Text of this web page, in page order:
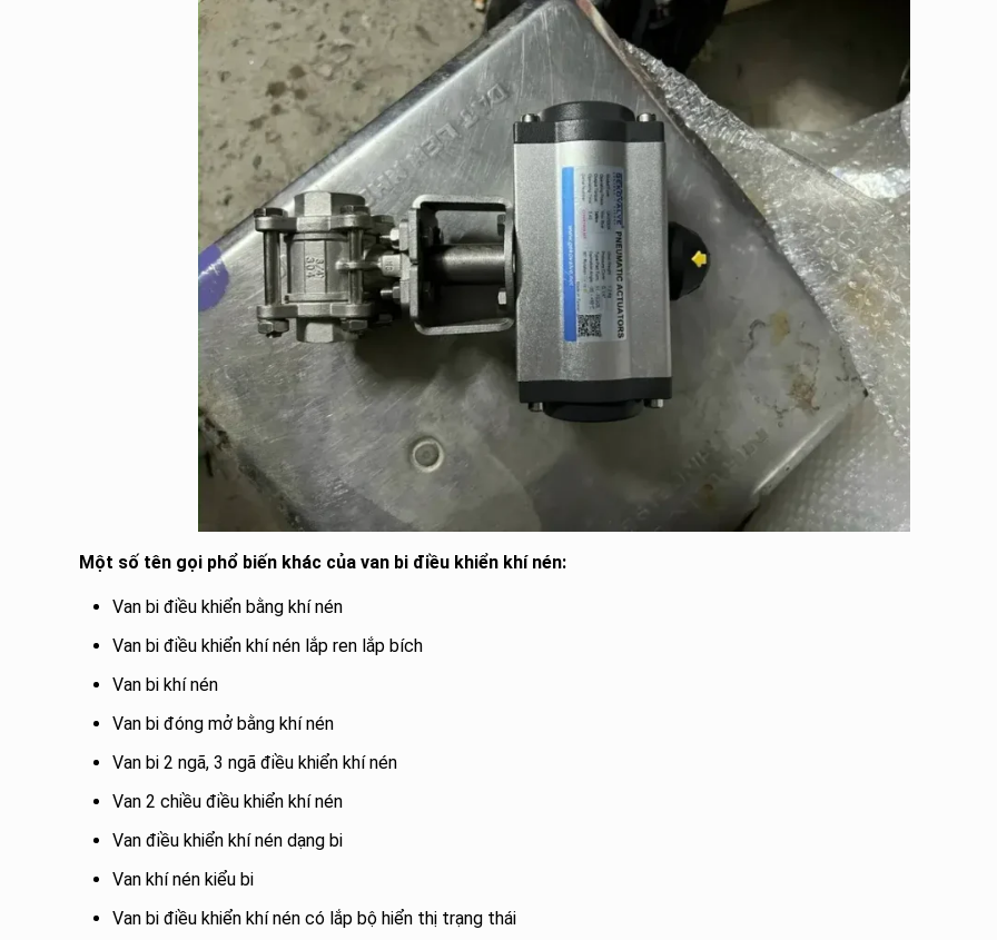
Một số tên gọi phổ biến khác của van bi điều khiển khí nén:
Van bi điều khiển bằng khí nén
Van bi điều khiển khí nén lắp ren lắp bích
Van bi khí nén
Van bi đóng mở bằng khí nén
Van bi 2 ngã, 3 ngã điều khiển khí nén
Van 2 chiều điều khiển khí nén
Van điều khiển khí nén dạng bi
Van khí nén kiểu bi
Van bi điều khiển khí nén có lắp bộ hiển thị trạng thái